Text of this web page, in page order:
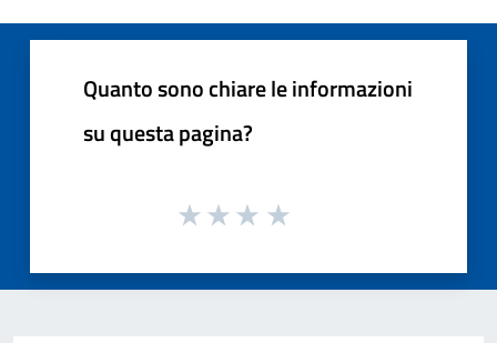
Quanto sono chiare le informazioni
su questa pagina?